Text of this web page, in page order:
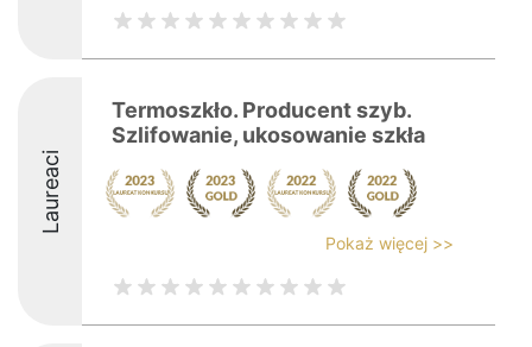
Laureaci
Termoszkło. Producent szyb.
Szlifowanie, ukosowanie szkła
Pokaż więcej >>